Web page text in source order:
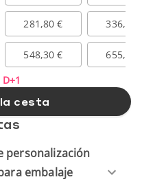
281,80 € 336,60
548,30 €
655,00
D+1
cesta
personalización
embalaje